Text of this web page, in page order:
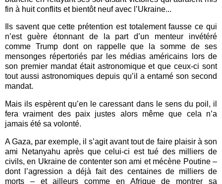
fin à huit conflits et bientôt neuf avec l’Ukraine...
Ils savent que cette prétention est totalement fausse ce qui
n’est guère étonnant de la part d’un menteur invétéré
comme Trump dont on rappelle que la somme de ses
mensonges répertoriés par les médias américains lors de
son premier mandat était astronomique et que ceux-ci sont
tout aussi astronomiques depuis qu’il a entamé son second
mandat.
Mais ils espèrent qu’en le caressant dans le sens du poil, il
fera vraiment des paix justes alors même que cela n’a
jamais été sa volonté.
A Gaza, par exemple, il s’agit avant tout de faire plaisir à son
ami Netanyahu après que celui-ci est tué des milliers de
civils, en Ukraine de contenter son ami et mécène Poutine –
dont l’agression a déjà fait des centaines de milliers de
morts – et ailleurs comme en Afrique de montrer sa